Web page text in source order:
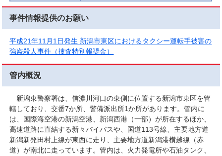
事件情報提供のお願い
平成21年11月1日発生 新潟市東区におけるタクシー運転手被害の
強盗殺人事件（捜査特別報奨金）
管内概況
新潟東警察署は、信濃川河口の東側に位置する新潟市東区を管
轄しており、交番7か所、警備派出所1か所があります。管内に
は、国際海空港の新潟空港、新潟西港（一部）が所在するほか、
高速道路に直結する新々バイパスや、国道113号線、主要地方道
新潟新発田村上線が東西に走り、主要地方道新潟港横越線（赤
道）が南北に走っています。管内は、火力発電所や石油タンク、